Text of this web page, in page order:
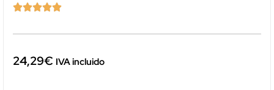

24,29€ IVA incluido